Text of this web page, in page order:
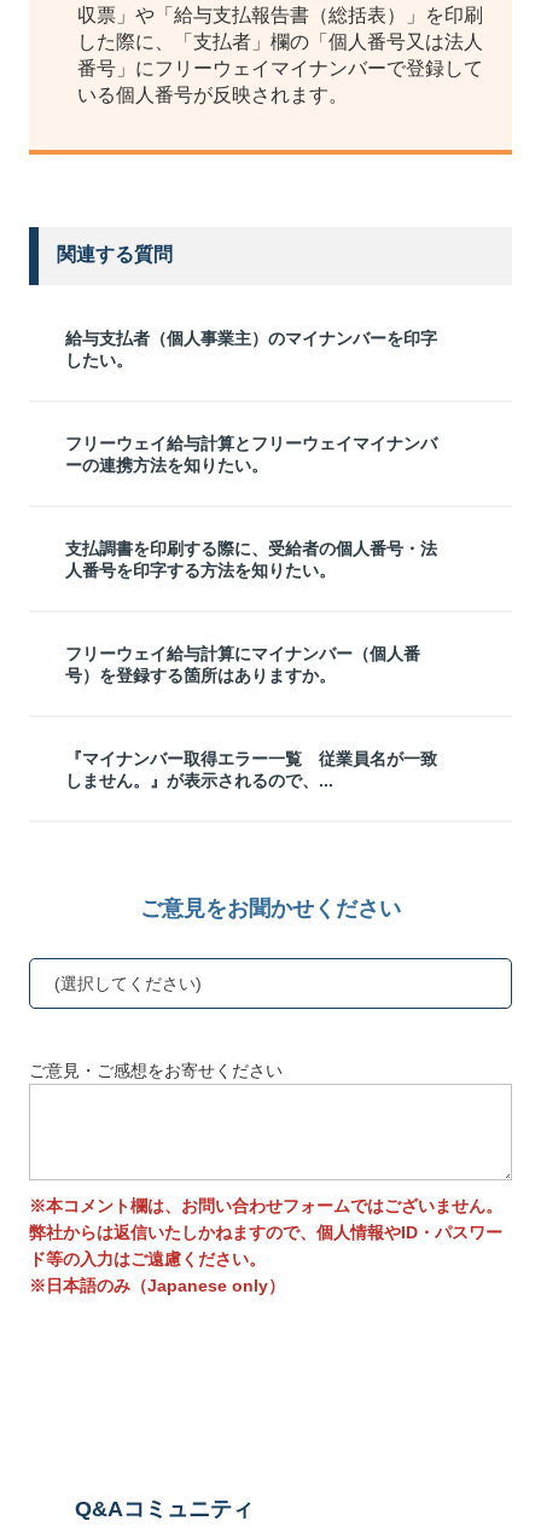
収票」や「給与支払報告書（総括表）」を印刷
した際に、「支払者」欄の「個人番号又は法人
番号」にフリーウェイマイナンバーで登録して
いる個人番号が反映されます。
関連する質問
給与支払者（個人事業主）のマイナンバーを印字
したい。
フリーウェイ給与計算とフリーウェイマイナンバ
ーの連携方法を知りたい。
支払調書を印刷する際に、受給者の個人番号・法
人番号を印字する方法を知りたい。
フリーウェイ給与計算にマイナンバー（個人番
号）を登録する箇所はありますか。
『マイナンバー取得エラー一覧 従業員名が一致
しません。』が表示されるので、...
ご意見をお聞かせください
(選択してください)
ご意見・ご感想をお寄せください
※本コメント欄は、お問い合わせフォームではございません。
弊社からは返信いたしかねますので、個人情報やID・パスワー
ド等の入力はご遠慮ください。
※日本語のみ（Japanese only）
Q&Aコミュニティ